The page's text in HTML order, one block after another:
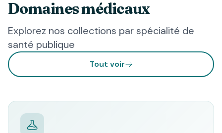
Domaines médicaux
Explorez nos collections par spécialité de
santé publique
Tout voir